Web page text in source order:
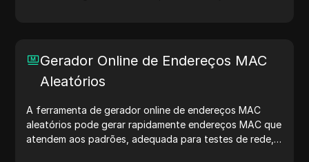
Gerador Online de Endereços MAC
Aleatórios
A ferramenta de gerador online de endereços MAC
aleatórios pode gerar rapidamente endereços MAC que
atendem aos padrões, adequada para testes de rede,